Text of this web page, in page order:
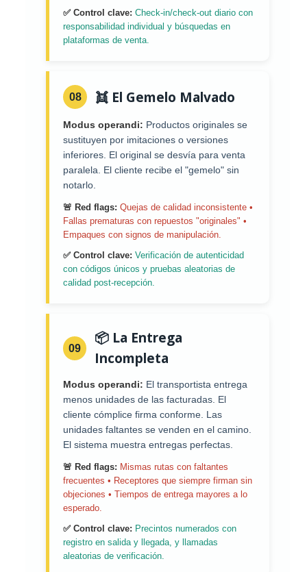
✅ Control clave: Check-in/check-out diario con
responsabilidad individual y búsquedas en
plataformas de venta.
08 👯 El Gemelo Malvado
Modus operandi: Productos originales se
sustituyen por imitaciones o versiones
inferiores. El original se desvía para venta
paralela. El cliente recibe el "gemelo" sin
notarlo.
🚨 Red flags: Quejas de calidad inconsistente •
Fallas prematuras con repuestos "originales" •
Empaques con signos de manipulación.
✅ Control clave: Verificación de autenticidad
con códigos únicos y pruebas aleatorias de
calidad post-recepción.
09
📦 La Entrega
Incompleta
Modus operandi: El transportista entrega
menos unidades de las facturadas. El
cliente cómplice firma conforme. Las
unidades faltantes se venden en el camino.
El sistema muestra entregas perfectas.
🚨 Red flags: Mismas rutas con faltantes
frecuentes • Receptores que siempre firman sin
objeciones • Tiempos de entrega mayores a lo
esperado.
✅ Control clave: Precintos numerados con
registro en salida y llegada, y llamadas
aleatorias de verificación.